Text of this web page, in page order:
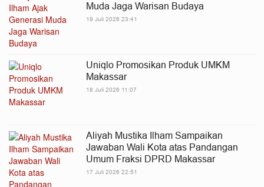
Muda Jaga Warisan Budaya
19 Juli 2026 23:41
Uniqlo Promosikan Produk UMKM
Makassar
18 Juli 2026 11:07
Aliyah Mustika Ilham Sampaikan
Jawaban Wali Kota atas Pandangan
Umum Fraksi DPRD Makassar
17 Juli 2026 22:51